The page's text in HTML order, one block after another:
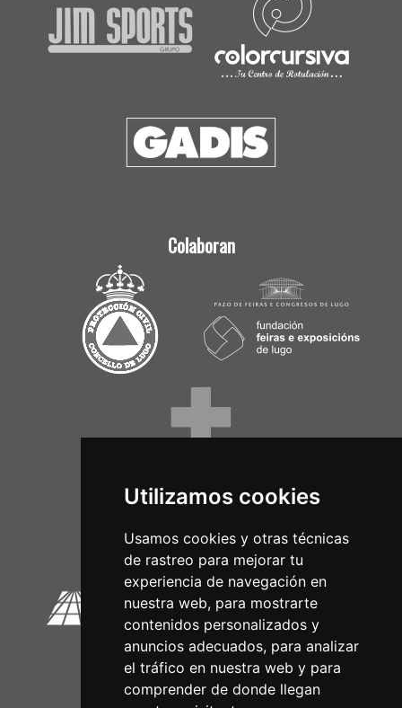
Utilizamos cookies
Usamos cookies y otras técnicas
de rastreo para mejorar tu
experiencia de navegación en
nuestra web, para mostrarte
contenidos personalizados y
anuncios adecuados, para analizar
el tráfico en nuestra web y para
comprender de donde llegan
Colaboran
Circuitos Oficiais